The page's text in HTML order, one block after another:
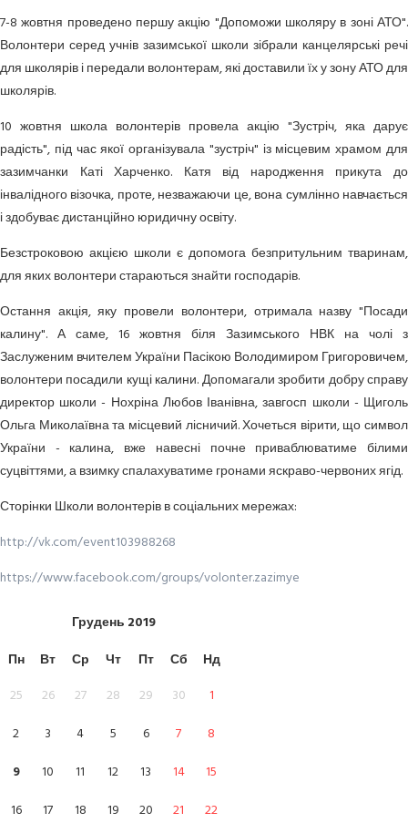
7-8 жовтня проведено першу акцію "Допоможи школяру в зоні АТО".
Волонтери серед учнів зазимської школи зібрали канцелярські речі
для школярів і передали волонтерам, які доставили їх у зону АТО для
школярів.
10 жовтня школа волонтерів провела акцію "Зустріч, яка дарує
радість", під час якої організувала "зустріч" із місцевим храмом для
зазимчанки Каті Харченко. Катя від народження прикута до
інвалідного візочка, проте, незважаючи це, вона сумлінно навчається
і здобуває дистанційно юридичну освіту.
Безстроковою акцією школи є допомога безпритульним тваринам,
для яких волонтери стараються знайти господарів.
Остання акція, яку провели волонтери, отримала назву "Посади
калину". А саме, 16 жовтня біля Зазимського НВК на чолі з
Заслуженим вчителем України Пасікою Володимиром Григоровичем,
волонтери посадили кущі калини. Допомагали зробити добру справу
директор школи - Нохріна Любов Іванівна, завгосп школи - Щиголь
Ольга Миколаївна та місцевий лісничий. Хочеться вірити, що символ
України - калина, вже навесні почне приваблюватиме білими
суцвіттями, а взимку спалахуватиме гронами яскраво-червоних ягід.
Сторінки Школи волонтерів в соціальних мережах:
http://vk.com/event103988268
https://www.facebook.com/groups/volonter.zazimye
Грудень 2019
Пн
Вт Ср Чт Пт Сб
Нд
25
26 27 28 29 30
1
2
3 4 5 6 7
8
9
10 11 12 13 14
15
16
17 18 19 20 21
22